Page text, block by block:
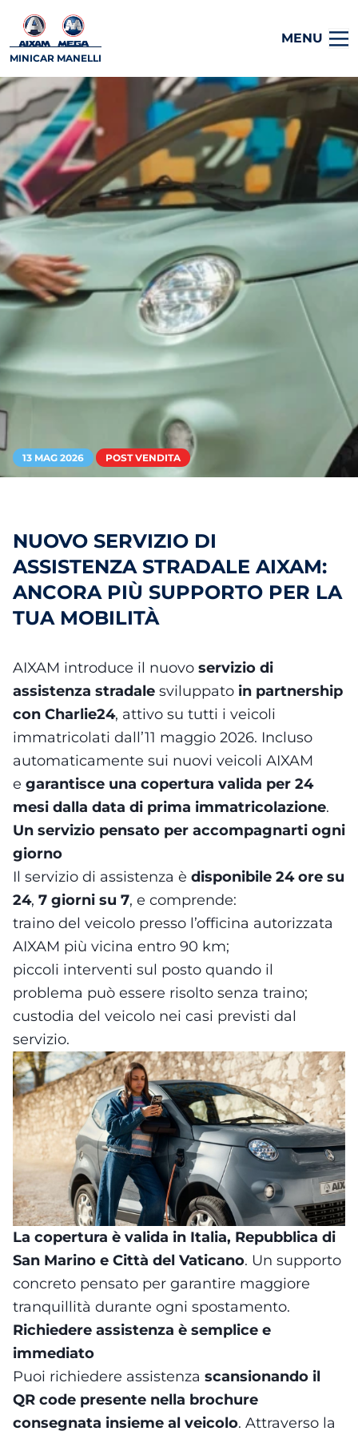
MINICAR MANELLI
MENU
13 MAG 2026 POST VENDITA
NUOVO SERVIZIO DI
ASSISTENZA STRADALE AIXAM:
ANCORA PIÙ SUPPORTO PER LA
TUA MOBILITÀ
AIXAM introduce il nuovo servizio di
assistenza stradale sviluppato in partnership
con Charlie24, attivo su tutti i veicoli
immatricolati dall’11 maggio 2026. Incluso
automaticamente sui nuovi veicoli AIXAM
e garantisce una copertura valida per 24
mesi dalla data di prima immatricolazione.
Un servizio pensato per accompagnarti ogni
giorno
Il servizio di assistenza è disponibile 24 ore su
24, 7 giorni su 7, e comprende:
traino del veicolo presso l’officina autorizzata
AIXAM più vicina entro 90 km;
piccoli interventi sul posto quando il
problema può essere risolto senza traino;
custodia del veicolo nei casi previsti dal
servizio.
La copertura è valida in Italia, Repubblica di
San Marino e Città del Vaticano. Un supporto
concreto pensato per garantire maggiore
tranquillità durante ogni spostamento.
Richiedere assistenza è semplice e
immediato
Puoi richiedere assistenza scansionando il
QR code presente nella brochure
consegnata insieme al veicolo. Attraverso la